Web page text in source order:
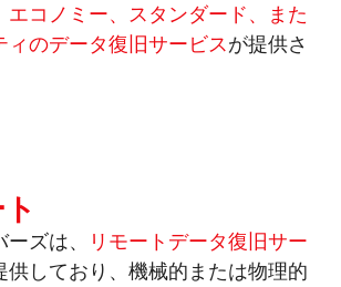
エコノミー、スタンダード、また
ィのデータ復旧サービスが提供さ
ズは、
リモートデータ復旧サー
供しており、機械的または物理的